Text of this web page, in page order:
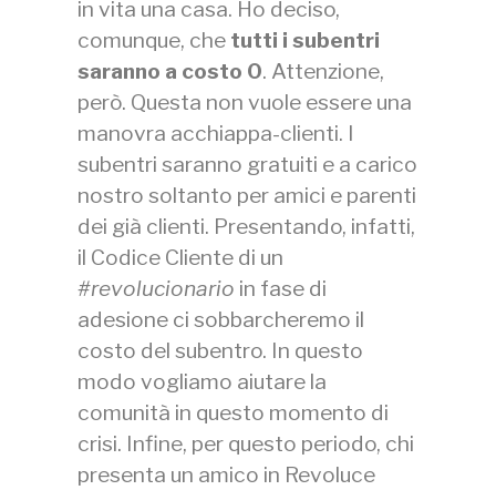
in vita una casa. Ho deciso,
comunque, che tutti i subentri
saranno a costo 0. Attenzione,
però. Questa non vuole essere una
manovra acchiappa-clienti. I
subentri saranno gratuiti e a carico
nostro soltanto per amici e parenti
dei già clienti. Presentando, infatti,
il Codice Cliente di un
#revolucionario in fase di
adesione ci sobbarcheremo il
costo del subentro. In questo
modo vogliamo aiutare la
comunità in questo momento di
crisi. Infine, per questo periodo, chi
presenta un amico in Revoluce